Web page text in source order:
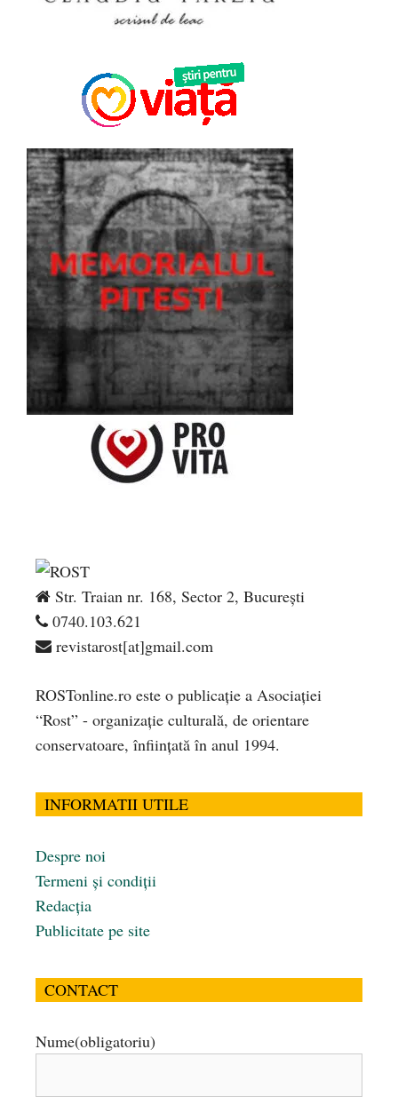
Str. Traian nr. 168, Sector 2, București
0740.103.621
revistarost[at]gmail.com
ROSTonline.ro este o publicaţie a Asociaţiei
“Rost” - organizaţie culturală, de orientare
conservatoare, înfiinţată în anul 1994.
INFORMATII UTILE
Despre noi
Termeni și condiții
Redacția
Publicitate pe site
CONTACT
Nume(obligatoriu)